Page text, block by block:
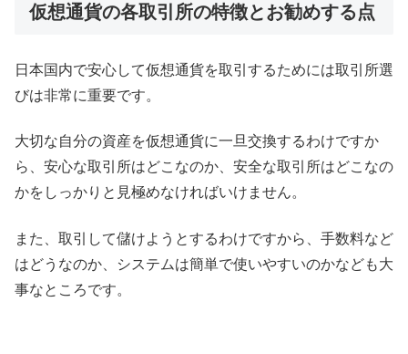
仮想通貨の各取引所の特徴とお勧めする点
日本国内で安心して仮想通貨を取引するためには取引所選
びは非常に重要です。
大切な自分の資産を仮想通貨に一旦交換するわけですか
ら、安心な取引所はどこなのか、安全な取引所はどこなの
かをしっかりと見極めなければいけません。
また、取引して儲けようとするわけですから、手数料など
はどうなのか、システムは簡単で使いやすいのかなども大
事なところです。